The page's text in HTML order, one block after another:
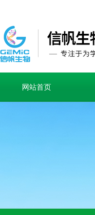
网站首页